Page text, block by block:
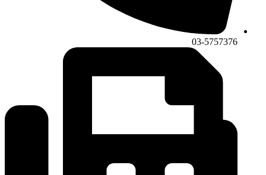
03-5757376